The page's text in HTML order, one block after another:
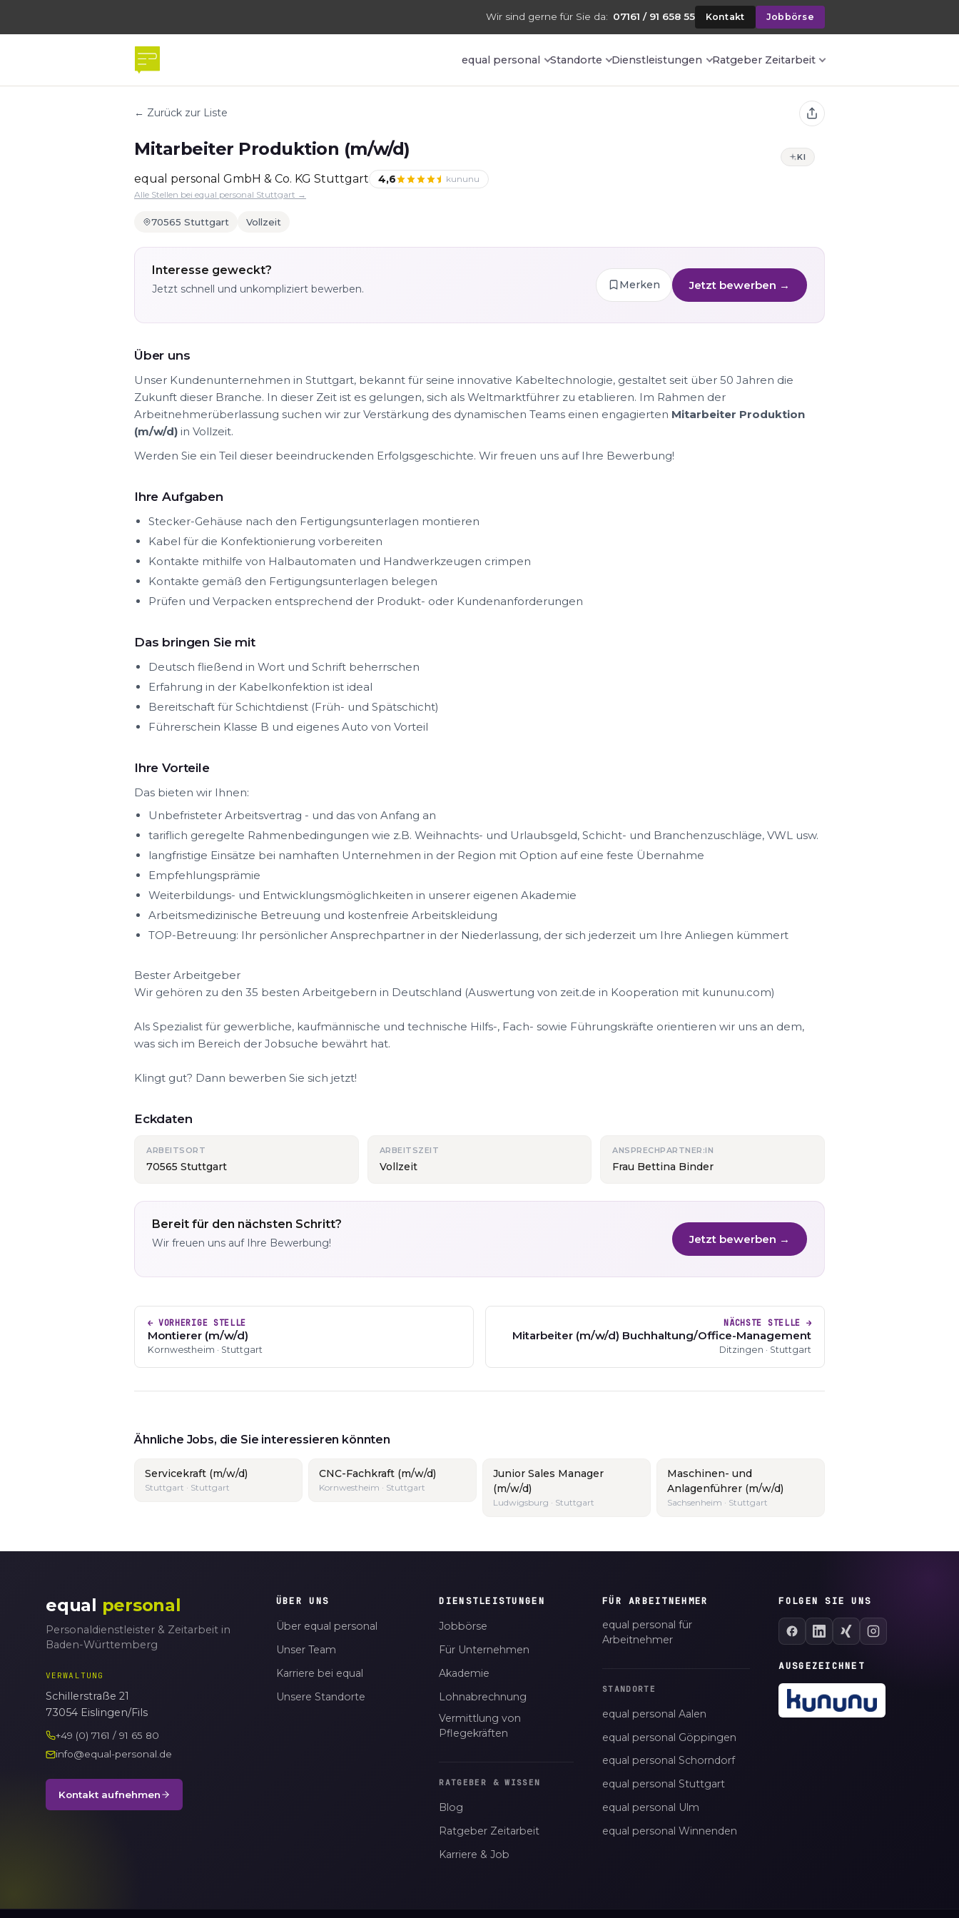
Wir sind gerne für Sie da: 07161 / 91 658 55 Kontakt Jobbörse
equal personal Standorte Dienstleistungen Ratgeber Zeitarbeit
← Zurück zur Liste
KI
Mitarbeiter Produktion (m/w/d)
equal personal GmbH & Co. KG Stuttgart 4,6
kununu
Alle Stellen bei equal personal Stuttgart →
70565 Stuttgart Vollzeit
Interesse geweckt?
Jetzt schnell und unkompliziert bewerben. Merken Jetzt bewerben →
Über uns
Unser Kundenunternehmen in Stuttgart, bekannt für seine innovative Kabeltechnologie, gestaltet seit über 50 Jahren die
Zukunft dieser Branche. In dieser Zeit ist es gelungen, sich als Weltmarktführer zu etablieren. Im Rahmen der
Arbeitnehmerüberlassung suchen wir zur Verstärkung des dynamischen Teams einen engagierten Mitarbeiter Produktion
(m/w/d) in Vollzeit.
Werden Sie ein Teil dieser beeindruckenden Erfolgsgeschichte. Wir freuen uns auf Ihre Bewerbung!
Ihre Aufgaben
Stecker-Gehäuse nach den Fertigungsunterlagen montieren
Kabel für die Konfektionierung vorbereiten
Kontakte mithilfe von Halbautomaten und Handwerkzeugen crimpen
Kontakte gemäß den Fertigungsunterlagen belegen
Prüfen und Verpacken entsprechend der Produkt- oder Kundenanforderungen
Das bringen Sie mit
Deutsch fließend in Wort und Schrift beherrschen
Erfahrung in der Kabelkonfektion ist ideal
Bereitschaft für Schichtdienst (Früh- und Spätschicht)
Führerschein Klasse B und eigenes Auto von Vorteil
Ihre Vorteile
Das bieten wir Ihnen:
Unbefristeter Arbeitsvertrag - und das von Anfang an
tariflich geregelte Rahmenbedingungen wie z.B. Weihnachts- und Urlaubsgeld, Schicht- und Branchenzuschläge, VWL usw.
langfristige Einsätze bei namhaften Unternehmen in der Region mit Option auf eine feste Übernahme
Empfehlungsprämie
Weiterbildungs- und Entwicklungsmöglichkeiten in unserer eigenen Akademie
Arbeitsmedizinische Betreuung und kostenfreie Arbeitskleidung
TOP-Betreuung: Ihr persönlicher Ansprechpartner in der Niederlassung, der sich jederzeit um Ihre Anliegen kümmert
Bester Arbeitgeber
Wir gehören zu den 35 besten Arbeitgebern in Deutschland (Auswertung von zeit.de in Kooperation mit kununu.com)
Als Spezialist für gewerbliche, kaufmännische und technische Hilfs-, Fach- sowie Führungskräfte orientieren wir uns an dem,
was sich im Bereich der Jobsuche bewährt hat.
Klingt gut? Dann bewerben Sie sich jetzt!
Eckdaten
ARBEITSORT
70565 Stuttgart
ARBEITSZEIT
Vollzeit
ANSPRECHPARTNER:IN
Frau Bettina Binder
Bereit für den nächsten Schritt?
Wir freuen uns auf Ihre Bewerbung! Jetzt bewerben →
← VORHERIGE STELLE
Montierer (m/w/d)
Kornwestheim · Stuttgart
NÄCHSTE STELLE →
Mitarbeiter (m/w/d) Buchhaltung/Office-Management
Ditzingen · Stuttgart
Ähnliche Jobs, die Sie interessieren könnten
Servicekraft (m/w/d)
Stuttgart · Stuttgart
CNC-Fachkraft (m/w/d)
Kornwestheim · Stuttgart
Junior Sales Manager
(m/w/d)
Ludwigsburg · Stuttgart
Maschinen- und
Anlagenführer (m/w/d)
Sachsenheim · Stuttgart
equal personal
Personaldienstleister & Zeitarbeit in
Baden-Württemberg
VERWALTUNG
Schillerstraße 21
73054 Eislingen/Fils
+49 (0) 7161 / 91 65 80
info@equal-personal.de
Kontakt aufnehmen
ÜBER UNS
Über equal personal
Unser Team
Karriere bei equal
Unsere Standorte
DIENSTLEISTUNGEN
Jobbörse
Für Unternehmen
Akademie
Lohnabrechnung
Vermittlung von
Pflegekräften
RATGEBER & WISSEN
Blog
Ratgeber Zeitarbeit
Karriere & Job
FÜR ARBEITNEHMER
equal personal für
Arbeitnehmer
STANDORTE
equal personal Aalen
equal personal Göppingen
equal personal Schorndorf
equal personal Stuttgart
equal personal Ulm
equal personal Winnenden
FOLGEN SIE UNS
AUSGEZEICHNET